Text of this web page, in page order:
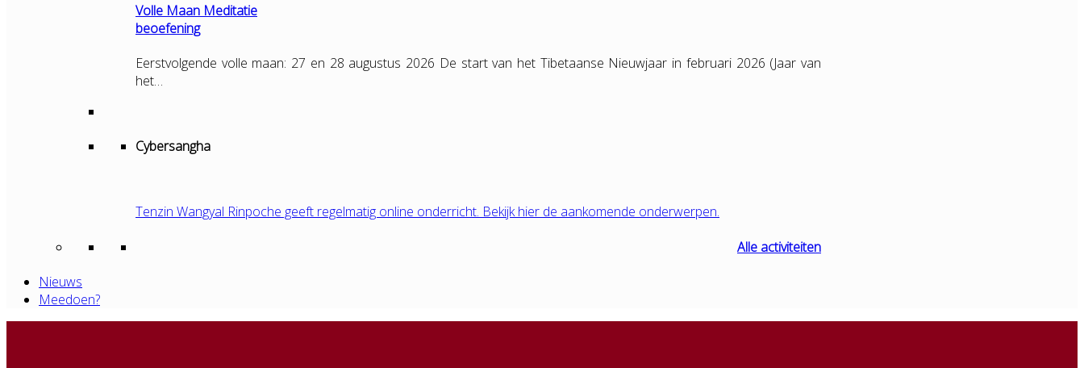
Volle Maan Meditatie
beoefening
Eerstvolgende volle maan: 27 en 28 augustus 2026 De start van het Tibetaanse Nieuwjaar in februari 2026 (Jaar van
het…
Cybersangha
Tenzin Wangyal Rinpoche geeft regelmatig online onderricht. Bekijk hier de aankomende onderwerpen.
Alle activiteiten
Nieuws
Meedoen?